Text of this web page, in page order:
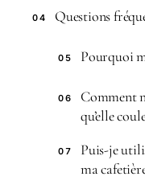
04 Questions
05 Pourquoi
06
Comment
qu’elle
07
Puis-je
ma